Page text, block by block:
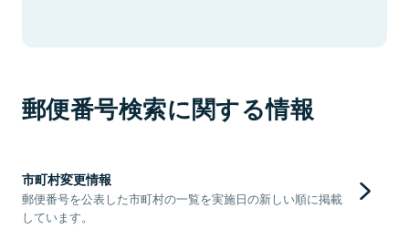
郵便番号検索に関する情報
市町村変更情報
郵便番号を公表した市町村の一覧を実施日の新しい順に掲載
しています。